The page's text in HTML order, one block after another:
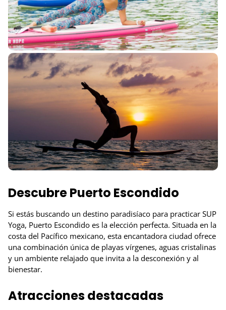
Descubre Puerto Escondido
Si estás buscando un destino paradisíaco para practicar SUP
Yoga, Puerto Escondido es la elección perfecta. Situada en la
costa del Pacífico mexicano, esta encantadora ciudad ofrece
una combinación única de playas vírgenes, aguas cristalinas
y un ambiente relajado que invita a la desconexión y al
bienestar.
Atracciones destacadas